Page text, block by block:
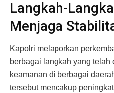
Langkah-
Menjaga
Kapolri melaporkan
berbagai langkah yang telah
keamanan di berbagai
tersebut mencakup